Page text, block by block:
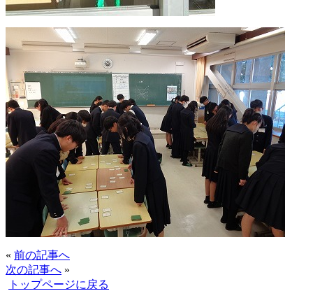
« 前の記事へ
次の記事へ »
トップページに戻る